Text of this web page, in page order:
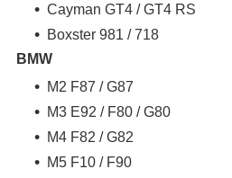
Cayman GT4 / GT4 RS
Boxster 981 / 718
BMW
M2 F87 / G87
M3 E92 / F80 / G80
M4 F82 / G82
M5 F10 / F90